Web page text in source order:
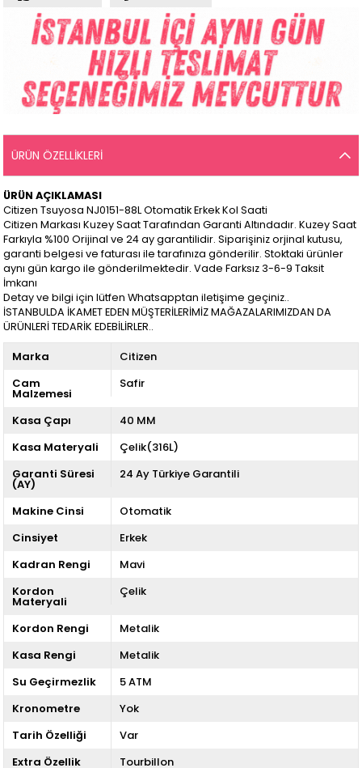
ÜRÜN ÖZELLIKLERI
ÜRÜN AÇIKLAMASI
Citizen Tsuyosa NJ0151-88L Otomatik Erkek Kol Saati
Citizen Markası Kuzey Saat Tarafından Garanti Altındadır. Kuzey Saat
Farkıyla %100 Orijinal ve 24 ay garantilidir. Siparişiniz orjinal kutusu,
garanti belgesi ve faturası ile tarafınıza gönderilir. Stoktaki ürünler
aynı gün kargo ile gönderilmektedir. Vade Farksız 3-6-9 Taksit
İmkanı
Detay ve bilgi için lütfen Whatsapptan iletişime geçiniz..
İSTANBULDA İKAMET EDEN MÜŞTERİLERİMİZ MAĞAZALARIMIZDAN DA
ÜRÜNLERİ TEDARİK EDEBİLİRLER..
Marka
Citizen
Cam
Malzemesi
Safir
Kasa Çapı
40 MM
Kasa Materyali
Çelik(316L)
Garanti Süresi
(AY)
24 Ay Türkiye Garantili
Makine Cinsi
Otomatik
Cinsiyet
Erkek
Kadran Rengi
Mavi
Kordon
Materyali
Çelik
Kordon Rengi
Metalik
Kasa Rengi
Metalik
Su Geçirmezlik
5 ATM
Kronometre
Yok
Tarih Özelliği
Var
Extra Özellik
Tourbillon